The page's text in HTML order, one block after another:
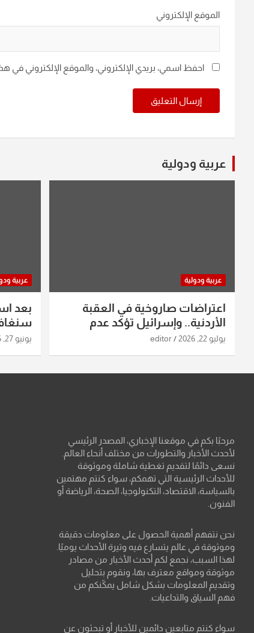
الموقع الإلكتروني
احفظ اسمي، بريدي الإلكتروني، والموقع الإلكتروني في
عربية ودولية
عربية ودولية
اعتراضات صاروخية في العقبة
الأردنية.. وإسرائيل تؤكد عدم
استهدافها
يوليو 22, 2026 editor
عربية
بعد
يونيو 27, 2026
مرحبًا بكم في موقعنا الإخباري، المصدر الرئيسي
لأحدث الأخبار والتطورات من مختلف أنحاء العالم.
نسعى دائمًا لتقديم تغطية شاملة وموثوقة
للأحداث الرئيسية التي تهمكم، سواء كنتم مهتمين
بالسياسة، الاقتصاد، التكنولوجيا، الصحة، الرياضة أو
الفنون.
نحن نتفهم أهمية الحصول على معلومات دقيقة
وموثوقة في عالم يتسارع فيه وتيرة الأحداث يوميًا.
لهذا السبب، نجمع لكم أحدث الأخبار من مصادر
موثوقة ومواقع معترف بها، ونقوم بتحليل
وتقديم المعلومات بشكل شامل يمكّنكم من
فهم السياق والتداعيات.
سواء كنتم متابعين دائمين للأخبار أو تبحثون عن